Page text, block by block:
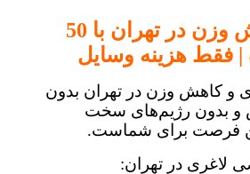
لاغری و کاهش وزن در تهران با 50
هزینه وسایل
کاهش وزن در تهران بدون
رژیم‌های سخت
برای شماست.
در تهران: